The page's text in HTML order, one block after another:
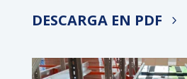
DESCARGA EN PDF